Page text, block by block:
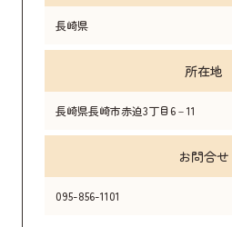
長崎県
所在地
長崎県長崎市赤迫3丁目6－11
お問合せ
095-856-1101